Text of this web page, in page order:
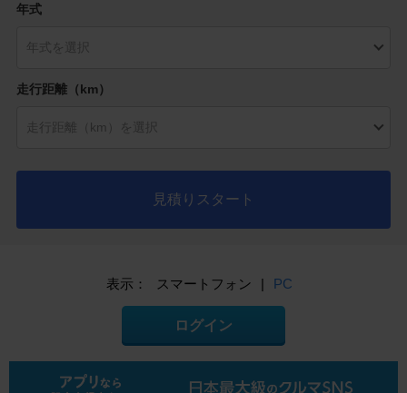
年式
走行距離（km）
見積りスタート
表示： スマートフォン | PC
ログイン